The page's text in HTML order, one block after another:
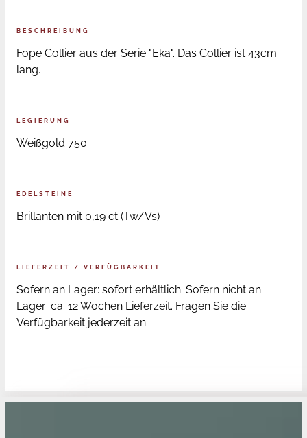
BESCHREIBUNG
Fope Collier aus der Serie "Eka". Das Collier ist 43cm
lang.
LEGIERUNG
Weißgold 750
EDELSTEINE
Brillanten mit 0,19 ct (Tw/Vs)
LIEFERZEIT / VERFÜGBARKEIT
Sofern an Lager: sofort erhältlich. Sofern nicht an
Lager: ca. 12 Wochen Lieferzeit. Fragen Sie die
Verfügbarkeit jederzeit an.